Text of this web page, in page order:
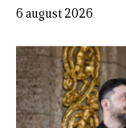
6 august 2026